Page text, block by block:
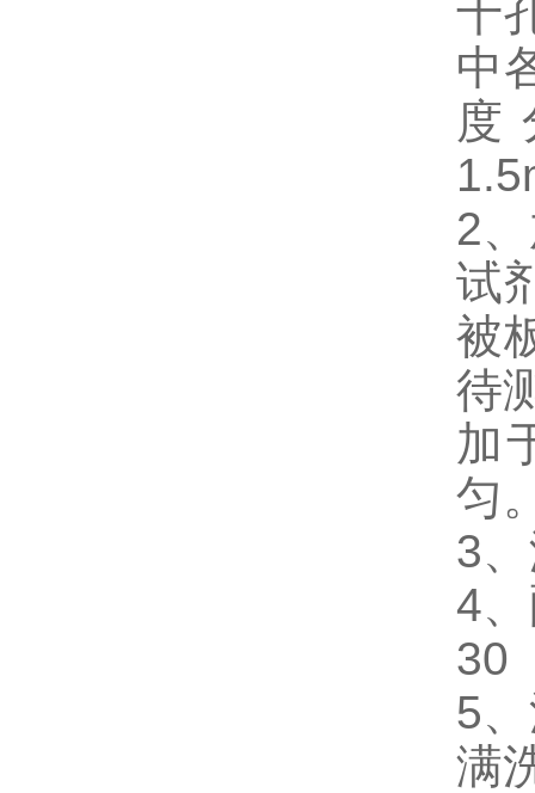
十
中
度
2
试
被
待
加
匀
3
4
30
5
满